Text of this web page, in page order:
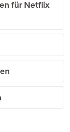
für Netflix